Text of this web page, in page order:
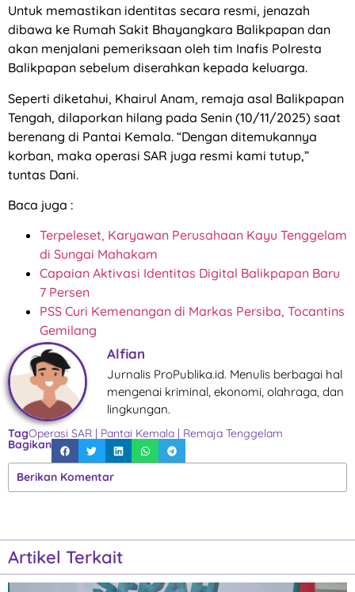
Untuk memastikan identitas secara resmi, jenazah
dibawa ke Rumah Sakit Bhayangkara Balikpapan dan
akan menjalani pemeriksaan oleh tim Inafis Polresta
Balikpapan sebelum diserahkan kepada keluarga.
Seperti diketahui, Khairul Anam, remaja asal Balikpapan
Tengah, dilaporkan hilang pada Senin (10/11/2025) saat
berenang di Pantai Kemala. “Dengan ditemukannya
korban, maka operasi SAR juga resmi kami tutup,”
tuntas Dani.
Baca juga :
Terpeleset, Karyawan Perusahaan Kayu Tenggelam
di Sungai Mahakam
Capaian Aktivasi Identitas Digital Balikpapan Baru
7 Persen
PSS Curi Kemenangan di Markas Persiba, Tocantins
Gemilang
Alfian
Jurnalis ProPublika.id. Menulis berbagai hal
mengenai kriminal, ekonomi, olahraga, dan
lingkungan.
TagOperasi SAR Pantai Kemala Remaja Tenggelam
Bagikan
Berikan Komentar
Artikel Terkait